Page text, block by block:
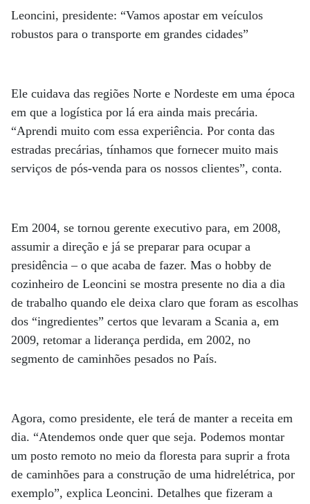
Leoncini, presidente: “Vamos apostar em veículos
robustos para o transporte em grandes cidades”
Ele cuidava das regiões Norte e Nordeste em uma época
em que a logística por lá era ainda mais precária.
“Aprendi muito com essa experiência. Por conta das
estradas precárias, tínhamos que fornecer muito mais
serviços de pós-venda para os nossos clientes”, conta.
Em 2004, se tornou gerente executivo para, em 2008,
assumir a direção e já se preparar para ocupar a
presidência – o que acaba de fazer. Mas o hobby de
cozinheiro de Leoncini se mostra presente no dia a dia
de trabalho quando ele deixa claro que foram as escolhas
dos “ingredientes” certos que levaram a Scania a, em
2009, retomar a liderança perdida, em 2002, no
segmento de caminhões pesados no País.
Agora, como presidente, ele terá de manter a receita em
dia. “Atendemos onde quer que seja. Podemos montar
um posto remoto no meio da floresta para suprir a frota
de caminhões para a construção de uma hidrelétrica, por
exemplo”, explica Leoncini. Detalhes que fizeram a